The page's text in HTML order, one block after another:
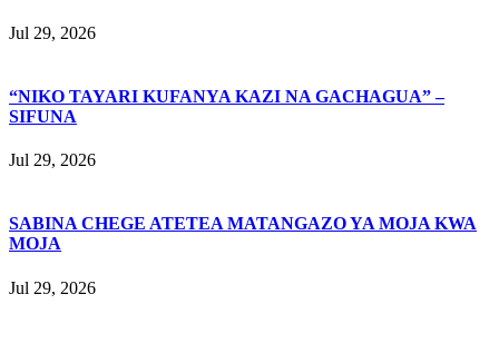
Jul 29, 2026
“NIKO TAYARI KUFANYA KAZI NA GACHAGUA” –
SIFUNA
Jul 29, 2026
SABINA CHEGE ATETEA MATANGAZO YA MOJA KWA
MOJA
Jul 29, 2026